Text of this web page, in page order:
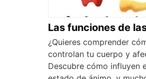
Las funciones de
¿Quieres comprender
controlan tu cuerpo y
Descubre cómo influyen